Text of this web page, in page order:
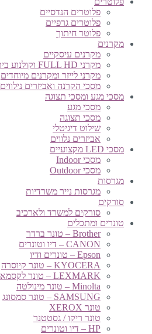
פלוטרים הנדסיים
פלוטרים גרפיים
פלוטר חיתוך
מקרנים
מקרנים עיסקיים
מקרני FULL HD וקולנוע ביתי
מקרני לייזר ומקרנים מיוחדים
מסכי הקרנה ואביזרים נילווים
מסכי מגע ומסכי תצוגה
מסכי מגע
מסכי תצוגה
שילוט דיגיטלי
אביזרים נלווים
מסכי LED מקצועיים
מסכי Indoor
מסכי Outdoor
מגרסות
מגרסות נייר משרדיות
סורקים
סורקים למשרד ולארכיב
טונרים ומתכלים
Brother – טונר ברדר
CANON – דיו וטונרים
Epson – טונרים ודיו
KYOCERA – טונר קיוסרה
LEXMARK – טונר לקסמארק
Minolta – טונר מינולטה
SAMSUNG – טונר סמסונג
טונר XEROX
טונר ריקו / גסטטנר
HP – דיו וטונרים